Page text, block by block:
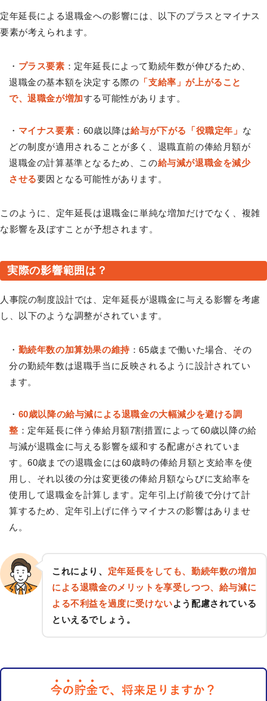
定年延長による退職金への影響には、以下のプラスとマイナス
要素が考えられます。
・ プラス要素 ：定年延長によって勤続年数が伸びるため、
退職金の基本額を決定する際の 「支給率」が上がること
で、退職金が増加する可能性があります。
・ マイナス要素 ：60歳以降は給与が下がる「役職定年」 な
どの制度が適用されることが多く、退職直前の俸給月額が
退職金の計算基準となるため、この給与減が退職金を減少
させる要因となる可能性があります。
このように、定年延長は退職金に単純な増加だけでなく、複雑
な影響を及ぼすことが予想されます。
実際の影響範囲は？
人事院の制度設計では、定年延長が退職金に与える影響を考慮
し、以下のような調整がされています。
・ 勤続年数の加算効果の維持：65歳まで働いた場合、その
分の勤続年数は退職手当に反映されるように設計されてい
ます。
・ 60歳以降の給与減による退職金の大幅減少を避ける調
整 ：定年延長に伴う俸給月額7割措置によって60歳以降の給
与減が退職金に与える影響を緩和する配慮がされていま
す。60歳までの退職金には60歳時の俸給月額と支給率を使
用し、それ以後の分は変更後の俸給月額ならびに支給率を
使用して退職金を計算します。定年引上げ前後で分けて計
算するため、定年引上げに伴うマイナスの影響はありませ
ん。
これにより、 定年延長をしても、勤続年数の増加
による退職金のメリットを享受しつつ、給与減に
よる不利益を過度に受けないよう配慮されている
といえるでしょう。